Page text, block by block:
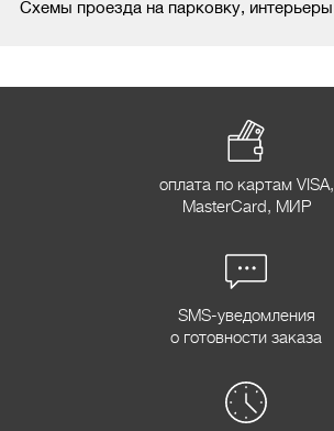
Схемы проезда на парковку, интерьеры
оплата по картам VISA,
MasterCard, МИР
SMS-уведомления
о готовности заказа